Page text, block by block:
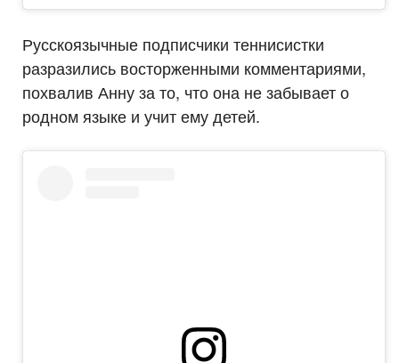
Русскоязычные подписчики теннисистки
разразились восторженными комментариями,
похвалив Анну за то, что она не забывает о
родном языке и учит ему детей.